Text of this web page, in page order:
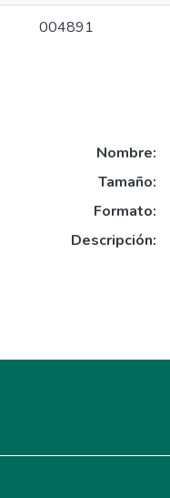
004891
Nombre:
Tamaño:
Formato:
Descripción: